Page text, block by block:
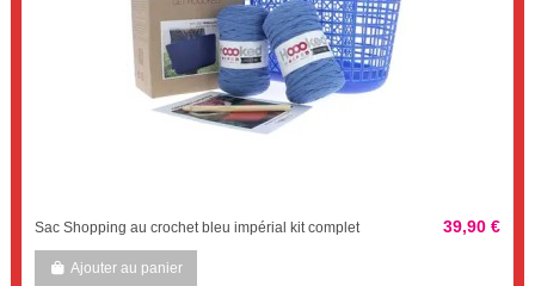
Sac Shopping au crochet bleu impérial kit complet 39,90 €
Ajouter au panier